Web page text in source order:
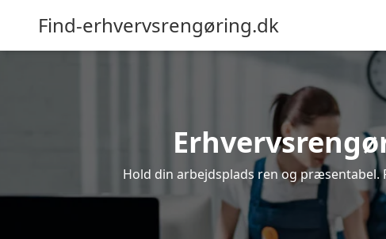
Find-erhvervsrengøring.dk
Hold din arbejdsplads ren og